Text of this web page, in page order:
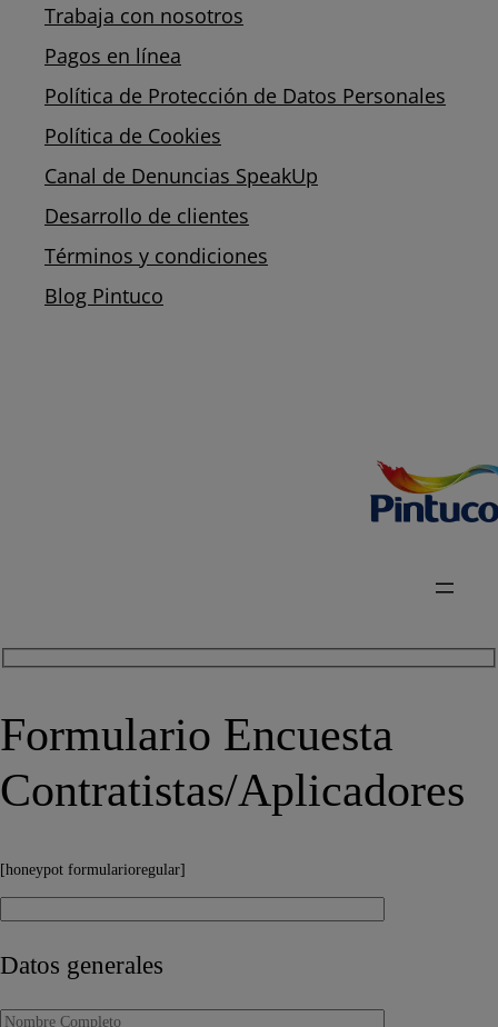
Trabaja con nosotros
Pagos en línea
Política de Protección de Datos Personales
Política de Cookies
Canal de Denuncias SpeakUp
Desarrollo de clientes
Términos y condiciones
Blog Pintuco
Formulario Encuesta
Contratistas/Aplicadores
[honeypot formularioregular]
Datos generales